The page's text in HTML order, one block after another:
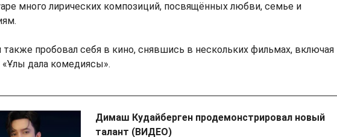
много лирических композиций, посвящённых любви, семье и
также пробовал себя в кино, снявшись в нескольких фильмах, включая
«Ұлы дала комедиясы».
Димаш Кудайберген продемонстрировал новый
талант (ВИДЕО)